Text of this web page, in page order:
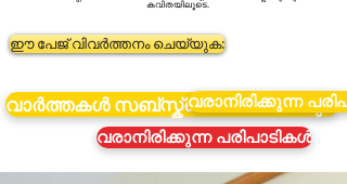
കവിതയിലൂടെ.
ഈ പേജ് വിവർത്തനം ചെയ്യുക:
വാർത്തകൾ സബ്സ്ക്രൈബ് ചെയ്യുക
വരാനിരിക്കുന്ന
വരാനിരിക്കുന്ന പരിപാടികൾ